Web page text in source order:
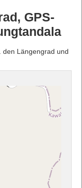
GPS-
den Längengrad und